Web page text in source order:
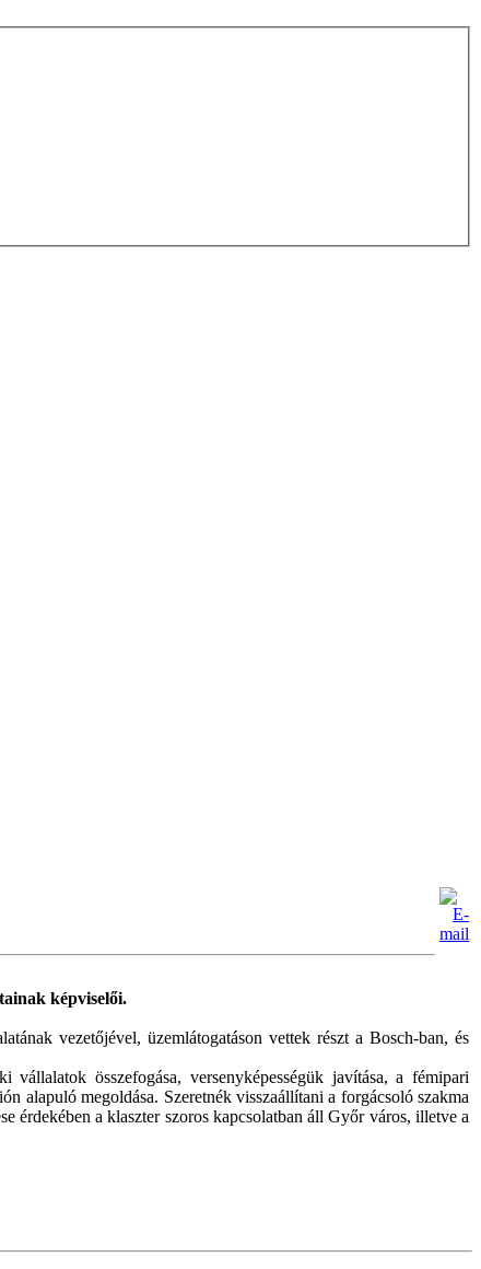
képviselői.
vezetőjével, üzemlátogatáson vettek részt a Bosch-ban, és
összefogása, versenyképességük javítása, a fémipari
alapuló megoldása. Szeretnék visszaállítani a forgácsoló szakma
érdekében a klaszter szoros kapcsolatban áll Győr város, illetve a